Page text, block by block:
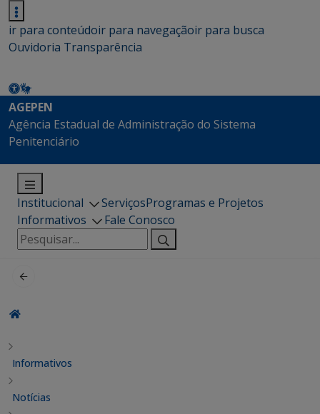
ir para conteúdoir para navegaçãoir para busca
Ouvidoria Transparência
AGEPEN
Agência Estadual de Administração do Sistema
Penitenciário
Institucional ServiçosProgramas e Projetos
Informativos
Fale Conosco
Pesquisar
por:
Informativos
Notícias